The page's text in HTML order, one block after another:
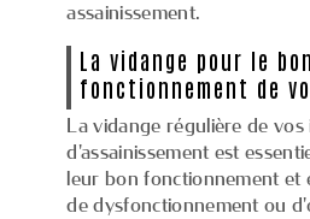
assainissement.
La vidange pour le bon
fonctionnement de
La vidange régulière de
d'assainissement est
leur bon fonctionnement et
de dysfonctionnement ou